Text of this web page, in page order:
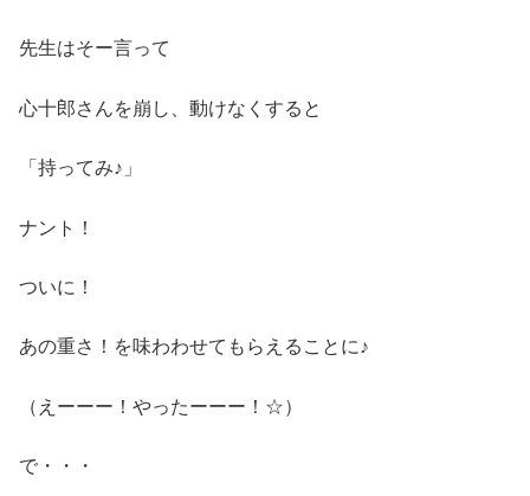
先生はそー言って
心十郎さんを崩し、動けなくすると
「持ってみ♪」
ナント！
ついに！
あの重さ！を味わわせてもらえることに♪
（えーーー！やったーーー！☆）
で・・・